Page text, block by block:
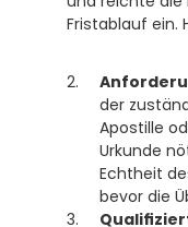
Fristablauf ein.
der
Apostille
Urkunde
Echtheit
bevor die